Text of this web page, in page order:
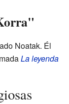
Noatak. Él
La leyenda